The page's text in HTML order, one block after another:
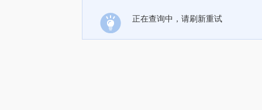
正在查询中，请刷新重试